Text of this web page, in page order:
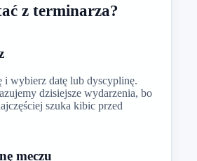
z terminarza?
i wybierz datę lub dyscyplinę.
dzisiejsze wydarzenia, bo
szuka kibic przed
meczu